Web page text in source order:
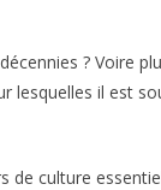
? Voire
lesquelles il est
de culture